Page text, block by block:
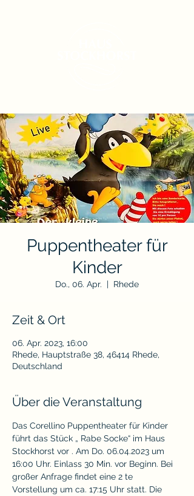
Puppentheater für
Kinder
Do., 06. Apr.
  |
Rhede
Zeit & Ort
06. Apr. 2023, 16:00
Rhede, Hauptstraße 38, 46414 Rhede,
Deutschland
Über die Veranstaltung
Das Corellino Puppentheater für Kinder
führt das Stück „ Rabe Socke“ im Haus
Stockhorst vor . Am Do. 06.04.2023 um
16:00 Uhr. Einlass 30 Min. vor Beginn. Bei
großer Anfrage findet eine 2 te
Vorstellung um ca. 17:15 Uhr statt. Die